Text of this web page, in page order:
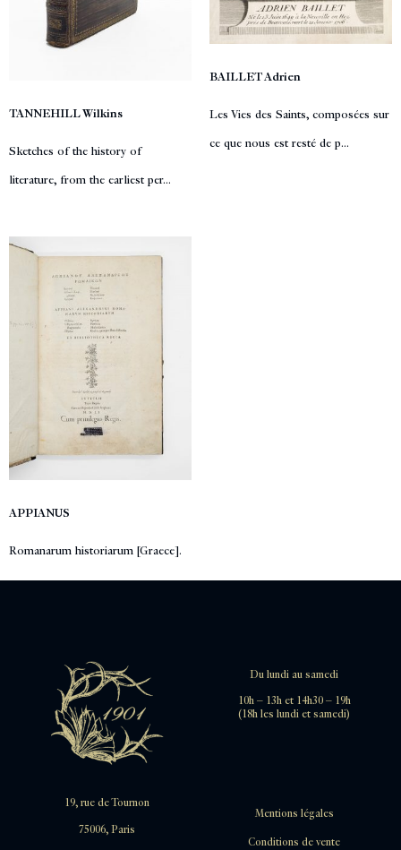
TANNEHILL Wilkins
Sketches of the history of
literature, from the earliest per...
BAILLET Adrien
Les Vies des Saints, composées sur
ce que nous est resté de p...
APPIANUS
Romanarum historiarum [Graece].
Du lundi au samedi
10h – 13h et 14h30 – 19h
(18h les lundi et samedi)
19, rue de Tournon
75006, Paris
Mentions légales
Conditions de vente